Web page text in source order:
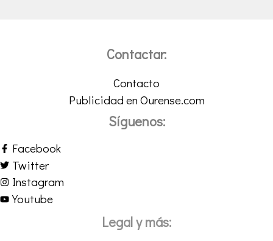
Contactar:
Contacto
Publicidad en Ourense.com
Síguenos:
Facebook
Twitter
Instagram
Youtube
Legal y más: